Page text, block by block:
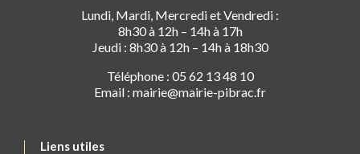
Lundi, Mardi, Mercredi et Vendredi :
8h30 à 12h – 14h à 17h
Jeudi : 8h30 à 12h – 14h à 18h30
Téléphone : 05 62 13 48 10
Email : mairie@mairie-pibrac.fr
Liens utiles